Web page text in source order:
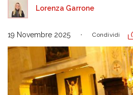
Lorenza Garrone
19 Novembre 2025 Condividi